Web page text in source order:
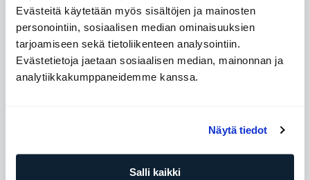
Evästeitä käytetään myös sisältöjen ja mainosten
personointiin, sosiaalisen median ominaisuuksien
tarjoamiseen sekä tietoliikenteen analysointiin.
Evästetietoja jaetaan sosiaalisen median, mainonnan ja
analytiikkakumppaneidemme kanssa.
Näytä tiedot
Salli kaikki
ELIXIAn pitkäaikaisimmat ja kokeneimmat valmentajat
Kokemuksensa, tietotaitonsa, osaamisensa sekä
asiakkailta ja kollegoilta saadun palautteen perusteella
valittuja
113,49EUR/per tunti
Oma valmentaja ja harjoitussuunnitelma pitää edistymisesi